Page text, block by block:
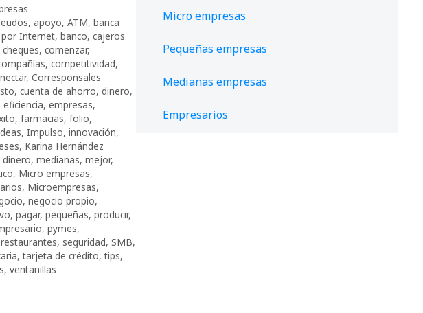
, apoyo, ATM, banca
por Internet, banco, cajeros
cheques, comenzar,
, competitividad,
, Corresponsales
, cuenta de ahorro, dinero,
eficiencia, empresas,
, farmacias, folio,
, Impulso, innovación,
, Karina Hernández
, medianas, mejor,
, Micro empresas,
, Microempresas,
, negocio propio,
, pagar, pequeñas, producir,
, pymes,
restaurantes, seguridad, SMB,
,tarjeta de crédito,tips,
, ventanillas
Micro empresas
Pequeñas empresas
Medianas empresas
Empresarios